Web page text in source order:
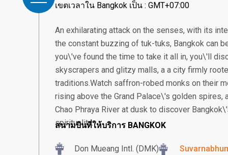
เขตเวลาใน Bangkok เป็น : GMT+07:00
An exhilarating attack on the senses, with its
the constant buzzing of tuk-tuks, Bangkok can
you\'ve found the time to take it all in, you\'ll
skyscrapers and glitzy malls, a a city firmly
traditions.Watch saffron-robed monks on their
rising above the Grand Palace\'s golden spires,
Chao Phraya River at dusk to discover
spirituality.
สนามบินที่ให้บริการ BANGKOK
Don Mueang Intl. (DMK)